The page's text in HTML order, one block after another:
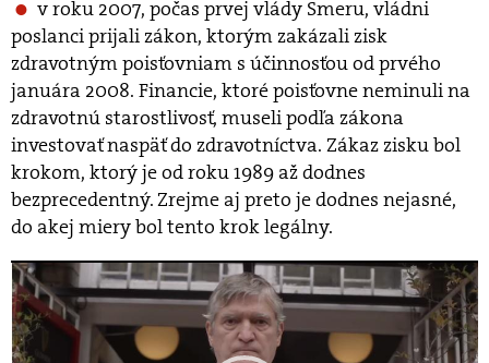
v roku 2007, počas prvej vlády Smeru, vládni
poslanci prijali zákon, ktorým zakázali zisk
zdravotným poisťovniam s účinnosťou od prvého
januára 2008. Financie, ktoré poisťovne neminuli na
zdravotnú starostlivosť, museli podľa zákona
investovať naspäť do zdravotníctva. Zákaz zisku bol
krokom, ktorý je od roku 1989 až dodnes
bezprecedentný. Zrejme aj preto je dodnes nejasné,
do akej miery bol tento krok legálny.